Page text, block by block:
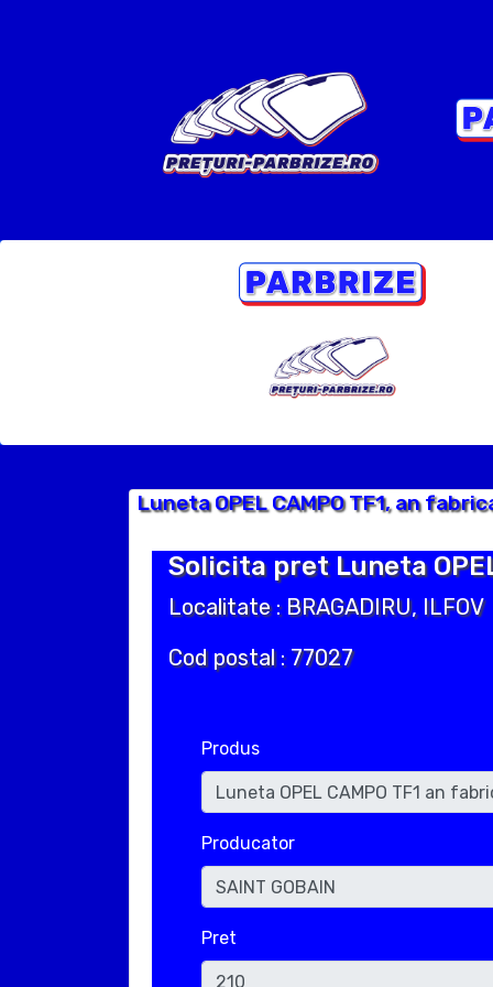
Luneta OPEL CAMPO TF1, an
Solicita pret Luneta
Localitate : BRAGADIRU, ILFOV
Cod postal : 77027
Produs
Producator
Pret